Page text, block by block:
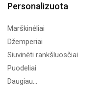
Personalizuota
Marškinėliai
Džemperiai
Siuvinėti rankšluosčiai
Puodeliai
Daugiau...